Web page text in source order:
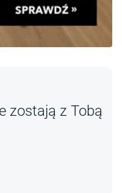
zostają z Tobą